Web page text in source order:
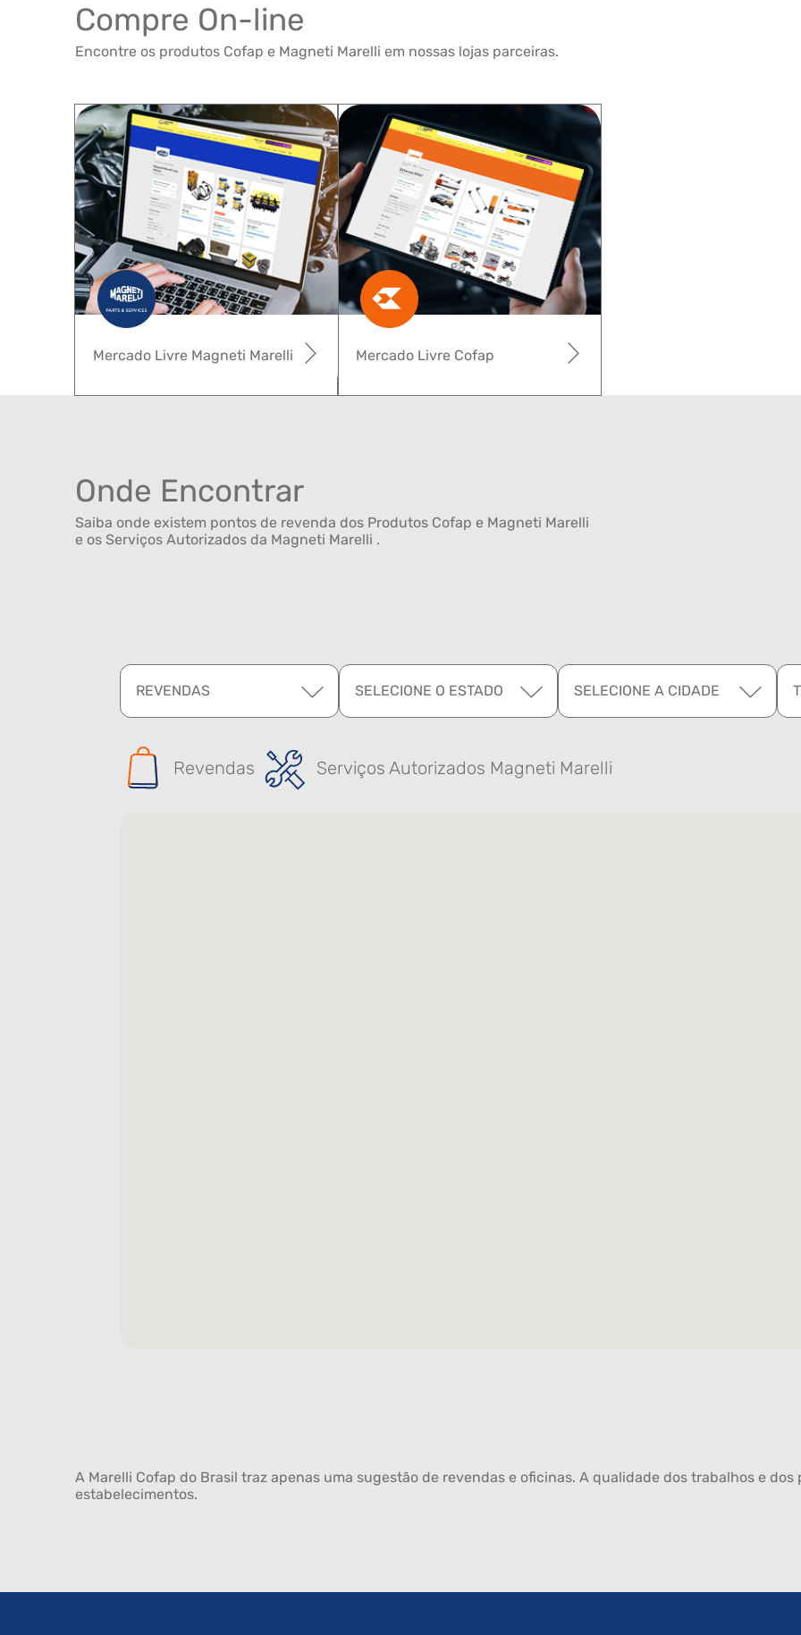
Compre On-line
Encontre os produtos Cofap e Magneti Marelli em nossas lojas parceiras.
Mercado Livre Cofap
Mercado Livre Magneti Marelli
Onde Encontrar
Saiba onde existem pontos de revenda dos Produtos Cofap e Magneti Marelli
e os Serviços Autorizados da Magneti Marelli .
REVENDAS SELECIONE O ESTADO SELECIONE A CIDADE
Revendas Serviços Autorizados Magneti Marelli
A Marelli Cofap do Brasil traz apenas uma sugestão de revendas e oficinas. A qualidade dos trabalhos e
estabelecimentos.